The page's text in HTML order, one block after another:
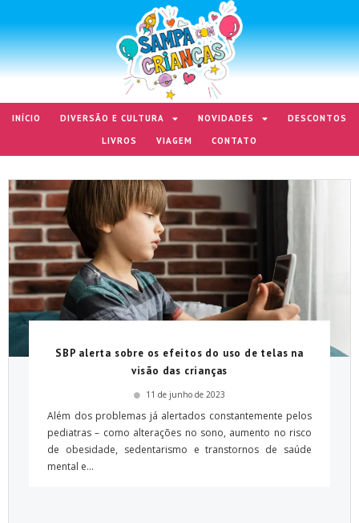
INÍCIO DIVERSÃO E CULTURA NOVIDADES
DESCONTOS
LIVROS
VIAGEM CONTATO
SBP alerta sobre os efeitos do uso de telas na
visão das crianças
11 de junho de 2023
Além dos problemas já alertados constantemente pelos
pediatras – como alterações no sono, aumento no risco
de obesidade, sedentarismo e transtornos de saúde
mental e...